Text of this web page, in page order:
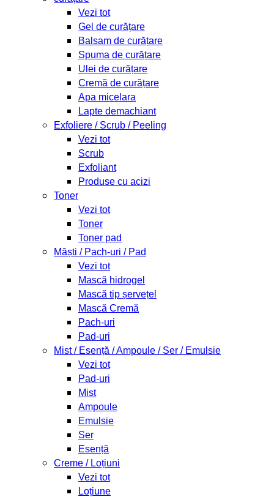
Vezi tot
Gel de curățare
Balsam de curățare
Spuma de curățare
Ulei de curățare
Cremă de curățare
Apa micelara
Lapte demachiant
Exfoliere / Scrub / Peeling
Vezi tot
Scrub
Exfoliant
Produse cu acizi
Toner
Vezi tot
Toner
Toner pad
Măști / Pach-uri / Pad
Vezi tot
Mască hidrogel
Mască tip șervețel
Mască Cremă
Pach-uri
Pad-uri
Mist / Esență / Ampoule / Ser / Emulsie
Vezi tot
Pad-uri
Mist
Ampoule
Emulsie
Ser
Esență
Creme / Loțiuni
Vezi tot
Loțiune